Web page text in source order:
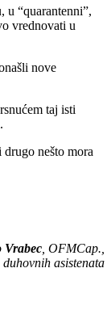
u “quarantenni”,
vrednovati u
nove
taj isti
nešto mora
, OFMCap.,
asistenata